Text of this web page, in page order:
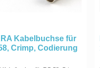
Kabelbuchse für
Crimp, Codierung